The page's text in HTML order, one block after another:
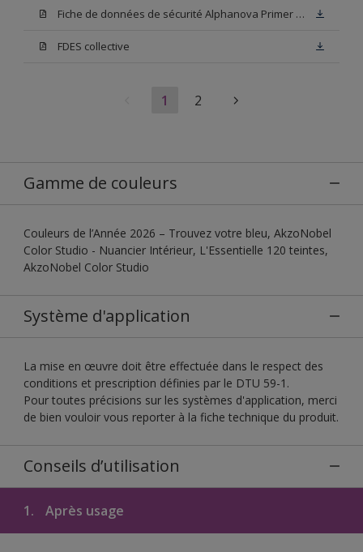
Fiche de données de sécurité Alphanova Primer Blanc
FDES collective
1 2
Gamme de couleurs
Couleurs de l’Année 2026 – Trouvez votre bleu, AkzoNobel
Color Studio - Nuancier Intérieur, L'Essentielle 120 teintes,
AkzoNobel Color Studio
Système d'application
La mise en œuvre doit être effectuée dans le respect des
conditions et prescription définies par le DTU 59-1.
Pour toutes précisions sur les systèmes d'application, merci
de bien vouloir vous reporter à la fiche technique du produit.
Conseils d’utilisation
1. Après usage